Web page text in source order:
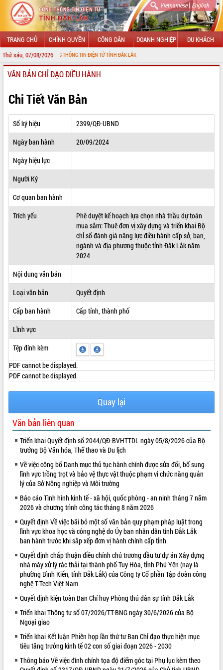
Vietnamese| English
TRANG CHỦ CHÍNH QUYỀN CÔNG DÂN DOANH NGHIỆP DU KHÁCH
Thứ sáu, 07/08/2026
VỚI CỔNG THÔNG TIN ĐIỆN TỬ TỈNH ĐẮK LẮK
GIỚI THIỆU
LÃNH ĐẠO UBND TỈNH
TIN TỨC SỰ KIỆN
SỞ, BAN, NGÀNH
THÔNG TIN CHỈ ĐẠO ĐIỀU HÀNH
HỆ THỐNG VĂN BẢN
VĂN BẢN HĐND TỈNH
VIDEO
Khám bệnh, cấp phát thuốc miễn phí
và tặng quà người dân xã Cư Pui
Hội nghị UBND tỉnh Đắk Lắk thường kỳ
Lễ truy tặng danh hiệu “Bà Mẹ Việt
Nam Anh hùng” và trao Huân chương
Lao động
UBND tỉnh Đắk Lắk triển khai nhiệm
vụ 6 tháng cuối năm 2026
Kỳ họp thứ Hai, Hội đồng nhân dân
ALBUM ẢNH
VĂN BẢN CHỈ ĐẠO ĐIỀU HÀNH
Chi Tiết Văn Bản
Số ký hiệu
2399/QĐ-UBND
Ngày ban hành
20/09/2024
Ngày hiệu lực
Người Ký
Cơ quan ban hành
Trích yếu
Phê duyệt kế hoạch lựa chọn nhà thầu dự toán
mua sắm: Thuê đơn vị xây dựng và triển khai Bộ
chỉ số đánh giá năng lực điều hành cấp sở, ban,
ngành và địa phương thuộc tỉnh Đắk Lắk năm
2024
Nội dung văn bản
Loại văn bản
Quyết định
Cấp ban hành
Cấp tỉnh, thành phố
Lĩnh vực
Tệp đính kèm
PDF cannot be displayed.
PDF cannot be displayed.
Quay lại
Văn bản liên quan
Triển khai Quyết định số 2044/QĐ-BVHTTDL ngày 05/8/2026 của Bộ
trưởng Bộ Văn hóa, Thể thao và Du lịch
Về việc công bố Danh mục thủ tục hành chính được sửa đổi, bổ sung
lĩnh vực trồng trọt và bảo vệ thực vật thuộc phạm vi chức năng quản
lý của Sở Nông nghiệp và Môi trường
Báo cáo Tình hình kinh tế - xã hội, quốc phòng - an ninh tháng 7 năm
2026 và chương trình công tác tháng 8 năm 2026
Quyết định Về việc bãi bỏ một số văn bản quy phạm pháp luật trong
lĩnh vực khoa học và công nghệ do Ủy ban nhân dân tỉnh Đắk Lắk
ban hành trước khi sắp xếp đơn vị hành chính cấp tỉnh
Quyết định chấp thuận điều chỉnh chủ trương đầu tư dự án Xây dựng
nhà máy xử lý rác thải tại thành phố Tuy Hòa, tỉnh Phú Yên (nay là
phường Bình Kiến, tỉnh Đắk Lắk) của Công ty Cổ phần Tập đoàn công
nghệ T-Tech Việt Nam
Quyết định kiện toàn Ban Chỉ huy Phòng thủ dân sự tỉnh Đắk Lắk
Triển khai Thông tư số 07/2026/TT-BNG ngày 30/6/2026 của Bộ
Ngoại giao
Triển khai Kết luận Phiên họp lần thứ tư Ban Chỉ đạo thực hiện mục
tiêu tăng trưởng kinh tế 02 con số giai đoạn 2026 - 2030
Thông báo Về việc đính chính tọa độ điểm góc tại Phụ lục kèm theo